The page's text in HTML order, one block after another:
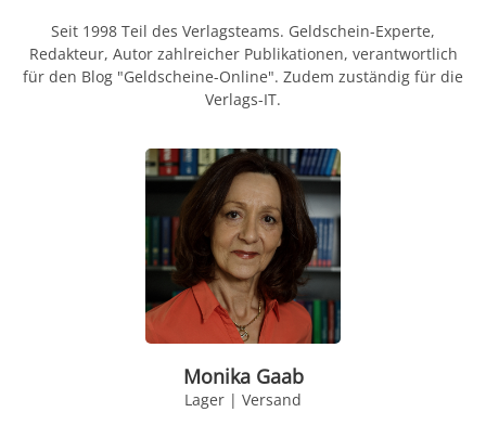
Seit 1998 Teil des Verlagsteams. Geldschein-Experte,
Redakteur, Autor zahlreicher Publikationen, verantwortlich
für den Blog "Geldscheine-Online". Zudem zuständig für die
Verlags-IT.
Monika Gaab
Lager | Versand